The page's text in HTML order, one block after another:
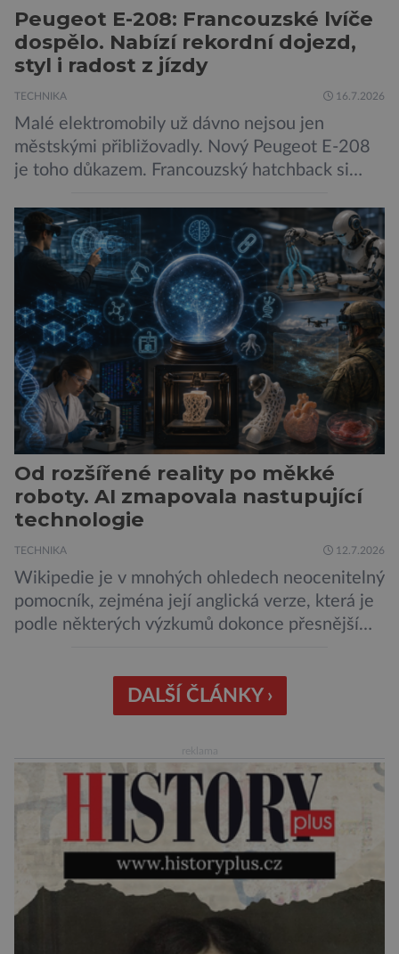
Peugeot E-208: Francouzské lvíče
dospělo. Nabízí rekordní dojezd,
styl i radost z jízdy
TECHNIKA 16.7.2026
Malé elektromobily už dávno nejsou jen
městskými přibližovadly. Nový Peugeot E-208
je toho důkazem. Francouzský hatchback si
dojezd a modernější technologie, ale hlavně
ukazuje, že i kompaktní elektromobil může být
autem, se kterým bez obav vyrazíte za hranice
města Peugeot se u modelu 208 trefil do
černého už […]
Od rozšířené reality po měkké
roboty. AI zmapovala nastupující
technologie
TECHNIKA 12.7.2026
Wikipedie je v mnohých ohledech neocenitelný
pomocník, zejména její anglická verze, která je
podle některých výzkumů dokonce přesnější
křišťálovou kouli, ze které umělá inteligence
věštila, které technologie v dohledné
Za vším stojí australští výzkumníci, kteří pomocí
umělé inteligence a […]
DALŠÍ ČLÁNKY ›